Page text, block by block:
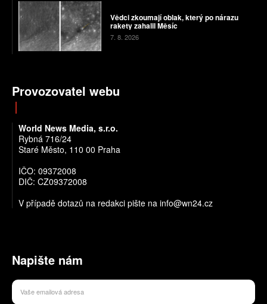
Vědci zkoumají oblak, který po nárazu
rakety zahalil Měsíc
7. 8. 2026
Provozovatel webu
World News Media, s.r.o.
Rybná 716/24
Staré Město, 110 00 Praha
IČO: 09372008
DIČ: CZ09372008
V případě dotazů na redakci pište na info@wn24.cz
Napište nám